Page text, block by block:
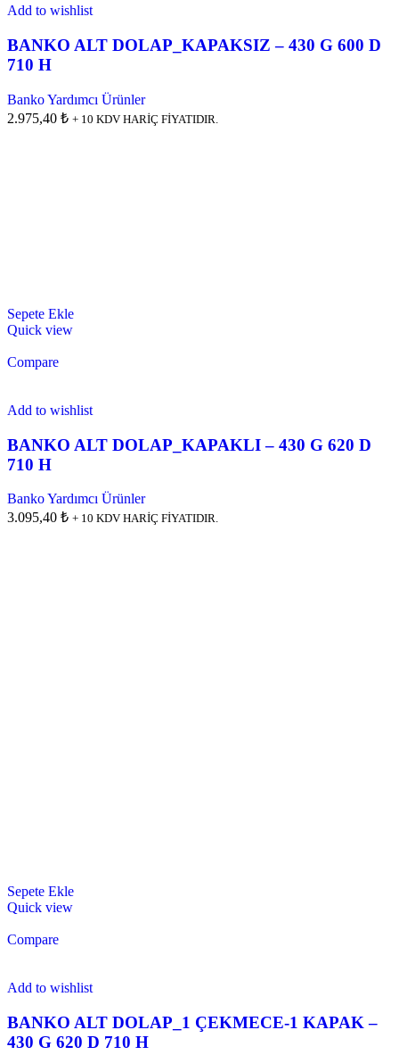
Add to wishlist
BANKO ALT DOLAP_KAPAKSIZ – 430 G 600 D
710 H
Banko Yardımcı Ürünler
2.975,40 ₺ + 10 KDV HARİÇ FİYATIDIR.
Sepete Ekle
Quick view
Compare
Add to wishlist
BANKO ALT DOLAP_KAPAKLI – 430 G 620 D
710 H
Banko Yardımcı Ürünler
3.095,40 ₺ + 10 KDV HARİÇ FİYATIDIR.
Sepete Ekle
Quick view
Compare
Add to wishlist
BANKO ALT DOLAP_1 ÇEKMECE-1 KAPAK –
430 G 620 D 710 H